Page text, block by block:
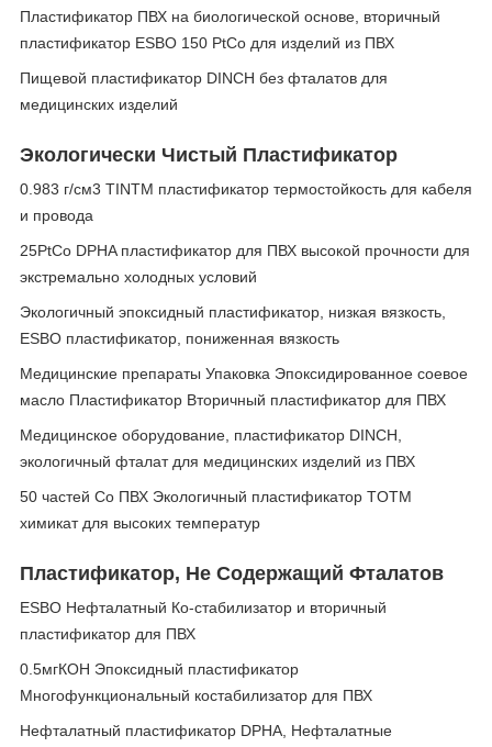
Пластификатор ПВХ на биологической основе, вторичный
пластификатор ESBO 150 PtCo для изделий из ПВХ
Пищевой пластификатор DINCH без фталатов для
медицинских изделий
Экологически Чистый Пластификатор
0.983 г/см3 TINTM пластификатор термостойкость для кабеля
и провода
25PtCo DPHA пластификатор для ПВХ высокой прочности для
экстремально холодных условий
Экологичный эпоксидный пластификатор, низкая вязкость,
ESBO пластификатор, пониженная вязкость
Медицинские препараты Упаковка Эпоксидированное соевое
масло Пластификатор Вторичный пластификатор для ПВХ
Медицинское оборудование, пластификатор DINCH,
экологичный фталат для медицинских изделий из ПВХ
50 частей Co ПВХ Экологичный пластификатор TOTM
химикат для высоких температур
Пластификатор, Не Содержащий Фталатов
ESBO Нефталатный Ко-стабилизатор и вторичный
пластификатор для ПВХ
0.5мгКОН Эпоксидный пластификатор
Многофункциональный костабилизатор для ПВХ
Нефталатный пластификатор DPHA, Нефталатные